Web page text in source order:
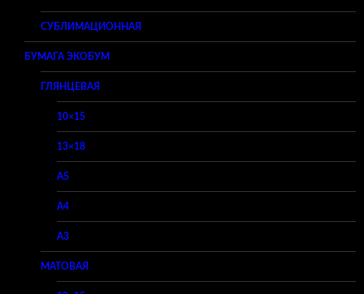
СУБЛИМАЦИОННАЯ
БУМАГА ЭКОБУМ
ГЛЯНЦЕВАЯ
10×15
13×18
A5
A4
A3
МАТОВАЯ